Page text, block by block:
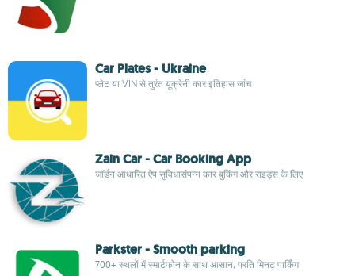
Car Plates - Ukraine
प्लेट या VIN से तुरंत यूक्रेनी कार इतिहास जांच
Zain Car - Car Booking App
जॉर्डन आधारित ऐप सुविधासंपन्न कार बुकिंग और राइड्स के लिए
Parkster - Smooth parking
700+ स्थलों में स्मार्टफोन के साथ आसान, प्रति मिनट पार्किंग